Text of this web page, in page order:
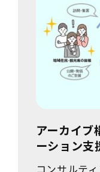
アーカイブ
ーション支
コンサルテ